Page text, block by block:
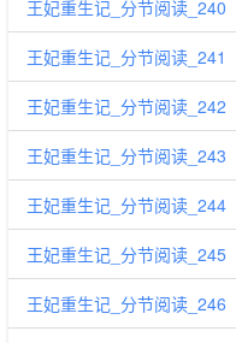
王妃重生记_分节阅读_240
王妃重生记_分节阅读_241
王妃重生记_分节阅读_242
王妃重生记_分节阅读_243
王妃重生记_分节阅读_244
王妃重生记_分节阅读_245
王妃重生记_分节阅读_246